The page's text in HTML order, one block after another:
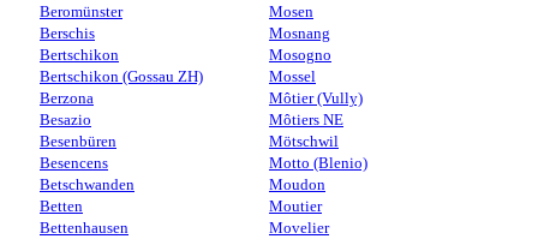
Beromünster
Berschis
Bertschikon
Bertschikon (Gossau ZH)
Berzona
Besazio
Besenbüren
Besencens
Betschwanden
Betten
Bettenhausen
Mosen
Mosnang
Mosogno
Mossel
Môtier (Vully)
Môtiers NE
Mötschwil
Motto (Blenio)
Moudon
Moutier
Movelier